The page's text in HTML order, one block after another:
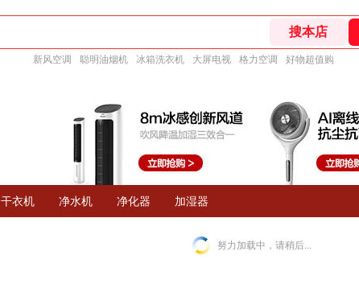
新风空调 聪明油烟机 冰箱洗衣机 大屏电视 格力空调 好物超值购
干衣机 净水机 净化器 加湿器
努力加载中，请稍后...